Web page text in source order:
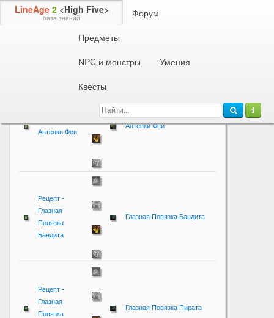
LineAge 2 <High Five>
база знаний
Форум
Предметы
NPC и монстры
Умения
Квесты
Общие рецепты
Антенки Феи
Антенки Феи
Рецепт -
Глазная
Повязка
Бандита
Глазная Повязка Бандита
Рецепт -
Глазная
Повязка
Глазная Повязка Пирата